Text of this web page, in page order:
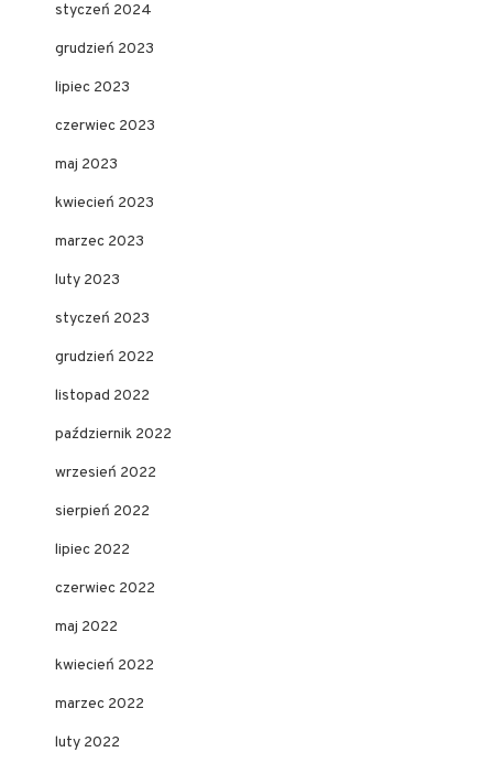
styczeń 2024
grudzień 2023
lipiec 2023
czerwiec 2023
maj 2023
kwiecień 2023
marzec 2023
luty 2023
styczeń 2023
grudzień 2022
listopad 2022
październik 2022
wrzesień 2022
sierpień 2022
lipiec 2022
czerwiec 2022
maj 2022
kwiecień 2022
marzec 2022
luty 2022